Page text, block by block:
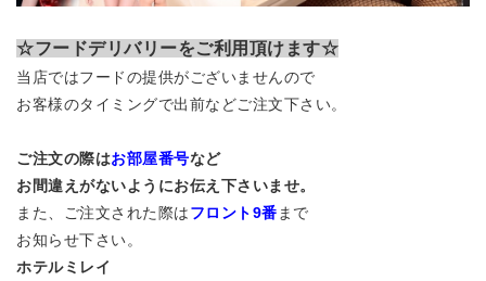
☆フードデリバリーをご利用頂けます☆
当店ではフードの提供がございませんので
お客様のタイミングで出前などご注文下さい。
ご注文の際はお部屋番号など
お間違えがないようにお伝え下さいませ。
また、ご注文された際はフロント9番 まで
お知らせ下さい。
ホテルミレイ